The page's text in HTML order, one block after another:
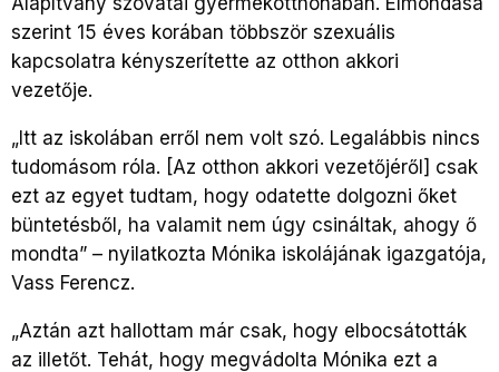
szerint 15 éves korában többször szexuális
kapcsolatra kényszerítette az otthon akkori
vezetője.
„Itt az iskolában erről nem volt szó. Legalábbis nincs
tudomásom róla. [Az otthon akkori vezetőjéről] csak
ezt az egyet tudtam, hogy odatette dolgozni őket
büntetésből, ha valamit nem úgy csináltak, ahogy ő
mondta” – nyilatkozta Mónika iskolájának igazgatója,
Vass Ferencz.
„Aztán azt hallottam már csak, hogy elbocsátották
az illetőt. Tehát, hogy megvádolta Mónika ezt a